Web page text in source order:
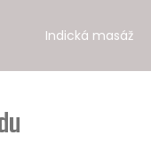
Indická masáž